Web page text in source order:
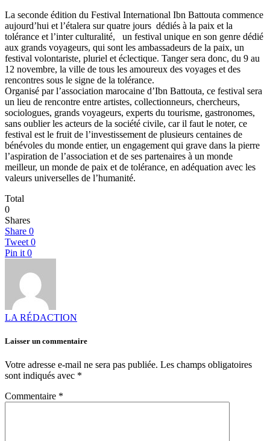
La seconde édition du Festival International Ibn Battouta commence
aujourd’hui et l’étalera sur quatre jours dédiés à la paix et la
tolérance et l’inter culturalité, un festival unique en son genre dédié
aux grands voyageurs, qui sont les ambassadeurs de la paix, un
festival volontariste, pluriel et éclectique. Tanger sera donc, du 9 au
12 novembre, la ville de tous les amoureux des voyages et des
rencontres sous le signe de la tolérance.
Organisé par l’association marocaine d’Ibn Battouta, ce festival sera
un lieu de rencontre entre artistes, collectionneurs, chercheurs,
sociologues, grands voyageurs, experts du tourisme, gastronomes,
sans oublier les acteurs de la société civile, car il faut le noter, ce
festival est le fruit de l’investissement de plusieurs centaines de
bénévoles du monde entier, un engagement qui grave dans la pierre
l’aspiration de l’association et de ses partenaires à un monde
meilleur, un monde de paix et de tolérance, en adéquation avec les
valeurs universelles de l’humanité.
Total
0
Shares
Share 0
Tweet 0
Pin it 0
LA RÉDACTION
Laisser un commentaire
Votre adresse e-mail ne sera pas publiée. Les champs obligatoires
sont indiqués avec *
Commentaire *